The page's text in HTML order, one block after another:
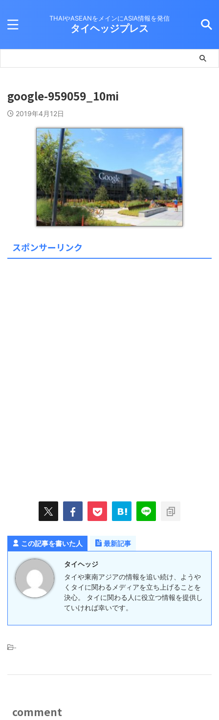
THAIやASEANをメインにASIA情報を発信
タイヘッジプレス
google-959059_10mi
2019年4月12日
スポンサーリンク
この記事を書いた人 最新記事
タイヘッジ
タイや東南アジアの情報を追い続け、ようや
くタイに関わるメディアを立ち上げることを
決心。 タイに関わる人に役立つ情報を提供し
ていければ幸いです。
-
comment